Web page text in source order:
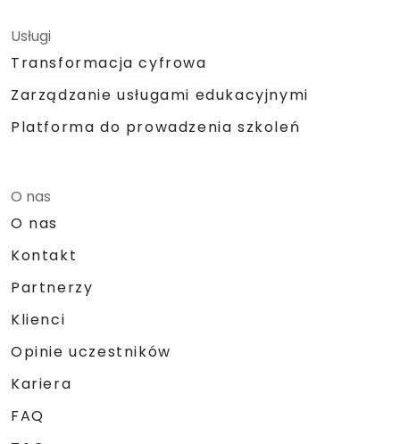
Usługi
Transformacja cyfrowa
Zarządzanie usługami edukacyjnymi
Platforma do prowadzenia szkoleń
O nas
O nas
Kontakt
Partnerzy
Klienci
Opinie uczestników
Kariera
FAQ